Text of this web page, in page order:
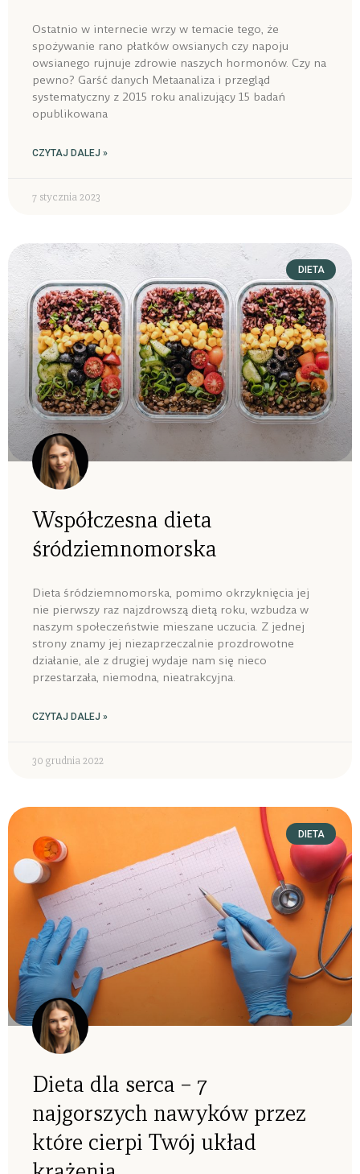
Ostatnio w internecie wrzy w temacie tego, że
spożywanie rano płatków owsianych czy napoju
owsianego rujnuje zdrowie naszych hormonów. Czy na
pewno? Garść danych Metaanaliza i przegląd
systematyczny z 2015 roku analizujący 15 badań
opublikowana
CZYTAJ DALEJ »
7 stycznia 2023
DIETA
Współczesna dieta
śródziemnomorska
Dieta śródziemnomorska, pomimo okrzyknięcia jej
nie pierwszy raz najzdrowszą dietą roku, wzbudza w
naszym społeczeństwie mieszane uczucia. Z jednej
strony znamy jej niezaprzeczalnie prozdrowotne
działanie, ale z drugiej wydaje nam się nieco
przestarzała, niemodna, nieatrakcyjna.
CZYTAJ DALEJ »
30 grudnia 2022
DIETA
Dieta dla serca – 7
najgorszych nawyków przez
które cierpi Twój układ